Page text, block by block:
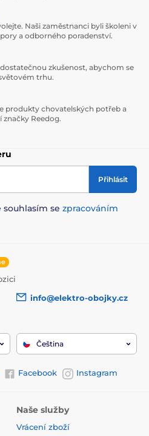
Naši zaměstnanci byli školeni v
a odborného poradenství.
zkušenost, abychom se
trhu.
produkty chovatelských potřeb a
Reedog.
Přihlásit
se zpracováním
info@elektro-obojky.cz
Čeština
Facebook Instagram
Naše služby
Vrácení zboží